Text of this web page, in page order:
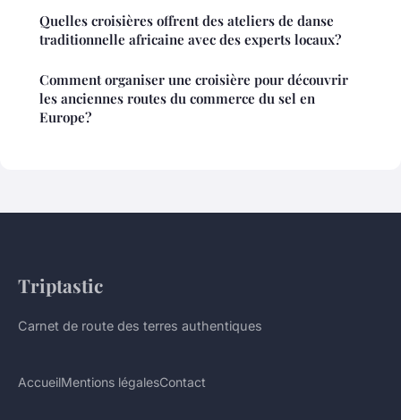
Quelles croisières offrent des ateliers de danse
traditionnelle africaine avec des experts locaux?
Comment organiser une croisière pour découvrir
les anciennes routes du commerce du sel en
Europe?
Triptastic
Carnet de route des terres authentiques
AccueilMentions légalesContact